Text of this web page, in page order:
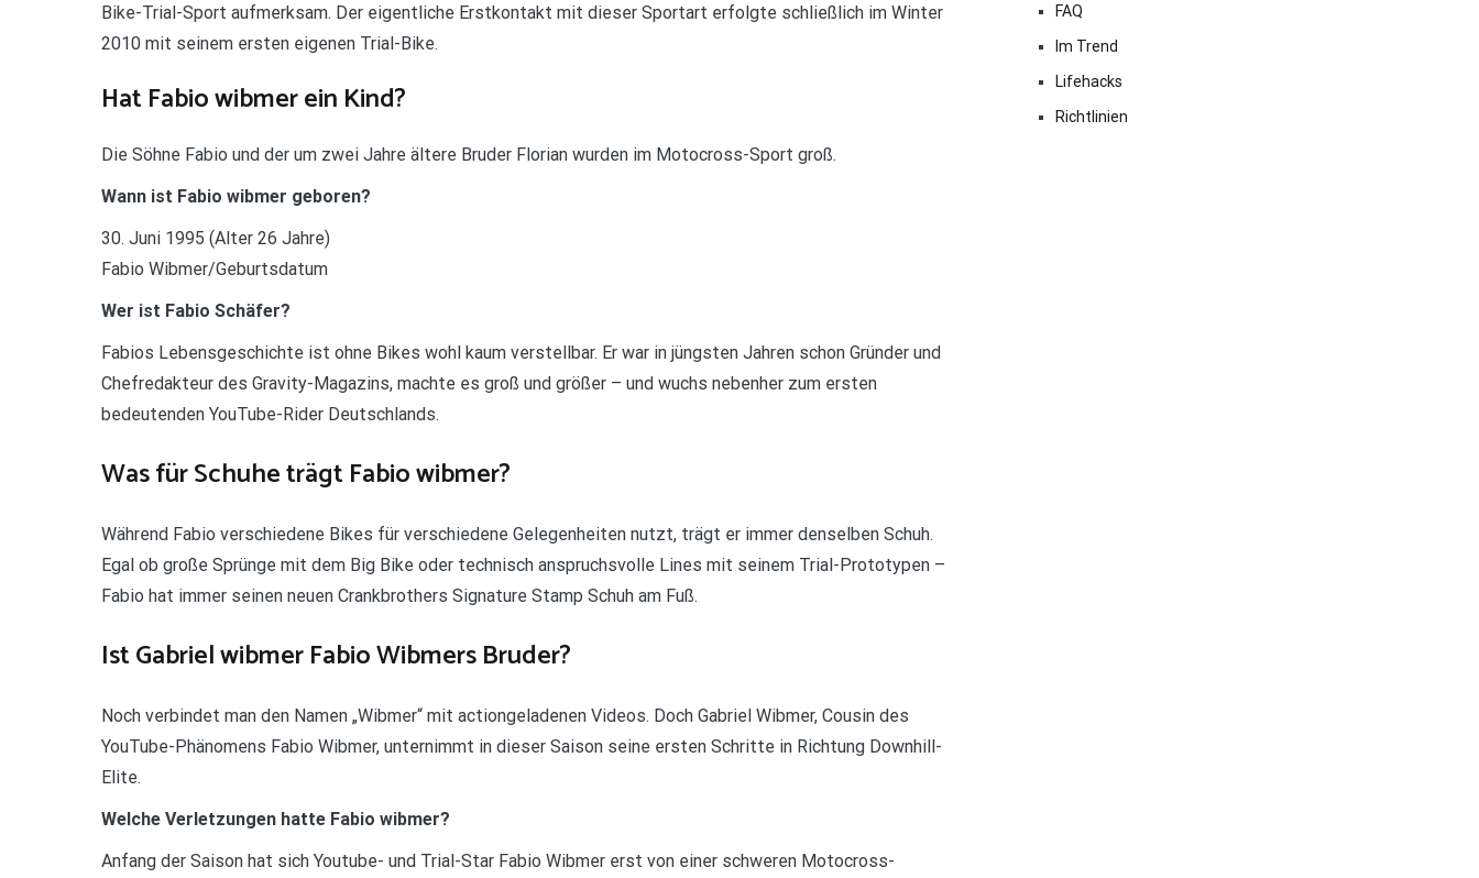
Bike-Trial-Sport aufmerksam. Der eigentliche Erstkontakt mit dieser Sportart erfolgte schließlich im Winter
2010 mit seinem ersten eigenen Trial-Bike.
Hat Fabio wibmer ein Kind?
Die Söhne Fabio und der um zwei Jahre ältere Bruder Florian wurden im Motocross-Sport groß.
Wann ist Fabio wibmer geboren?
30. Juni 1995 (Alter 26 Jahre)
Fabio Wibmer/Geburtsdatum
Wer ist Fabio Schäfer?
Fabios Lebensgeschichte ist ohne Bikes wohl kaum verstellbar. Er war in jüngsten Jahren schon Gründer und
Chefredakteur des Gravity-Magazins, machte es groß und größer – und wuchs nebenher zum ersten
bedeutenden YouTube-Rider Deutschlands.
Was für Schuhe trägt Fabio wibmer?
Während Fabio verschiedene Bikes für verschiedene Gelegenheiten nutzt, trägt er immer denselben Schuh.
Egal ob große Sprünge mit dem Big Bike oder technisch anspruchsvolle Lines mit seinem Trial-Prototypen –
Fabio hat immer seinen neuen Crankbrothers Signature Stamp Schuh am Fuß.
Ist Gabriel wibmer Fabio Wibmers Bruder?
Noch verbindet man den Namen „Wibmer“ mit actiongeladenen Videos. Doch Gabriel Wibmer, Cousin des
YouTube-Phänomens Fabio Wibmer, unternimmt in dieser Saison seine ersten Schritte in Richtung Downhill-
Elite.
Welche Verletzungen hatte Fabio wibmer?
Anfang der Saison hat sich Youtube- und Trial-Star Fabio Wibmer erst von einer schweren Motocross-
FAQ
Im Trend
Lifehacks
Richtlinien